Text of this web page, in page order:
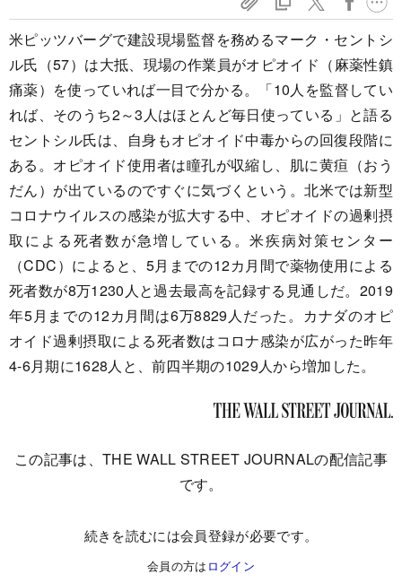
米ピッツバーグで建設現場監督を務めるマーク・セントシ
ル氏（57）は大抵、現場の作業員がオピオイド（麻薬性鎮
痛薬）を使っていれば一目で分かる。「10人を監督してい
れば、そのうち2～3人はほとんど毎日使っている」と語る
セントシル氏は、自身もオピオイド中毒からの回復段階に
ある。オピオイド使用者は瞳孔が収縮し、肌に黄疸（おう
だん）が出ているのですぐに気づくという。北米では新型
コロナウイルスの感染が拡大する中、オピオイドの過剰摂
取による死者数が急増している。米疾病対策センター
（CDC）によると、5月までの12カ月間で薬物使用による
死者数が8万1230人と過去最高を記録する見通しだ。2019
年5月までの12カ月間は6万8829人だった。カナダのオピ
オイド過剰摂取による死者数はコロナ感染が広がった昨年
4-6月期に1628人と、前四半期の1029人から増加した。
この記事は、THE WALL STREET JOURNALの配信記事
です。
続きを読むには会員登録が必要です。
会員の方は ログイン